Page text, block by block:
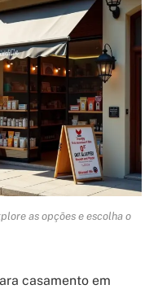
as opções e escolha o
casamento em